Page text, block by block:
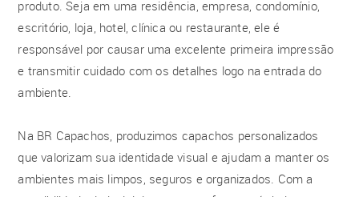
produto. Seja em uma residência, empresa, condomínio,
escritório, loja, hotel, clínica ou restaurante, ele é
responsável por causar uma excelente primeira impressão
e transmitir cuidado com os detalhes logo na entrada do
ambiente.
Na BR Capachos, produzimos capachos personalizados
que valorizam sua identidade visual e ajudam a manter os
ambientes mais limpos, seguros e organizados. Com a